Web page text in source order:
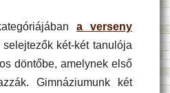
a verseny
két-két tanulója
döntőbe, amelynek első
Gimnáziumunk két